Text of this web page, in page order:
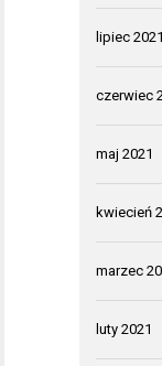
lipiec 2021
czerwiec
maj 2021
kwiecień
marzec
luty 2021